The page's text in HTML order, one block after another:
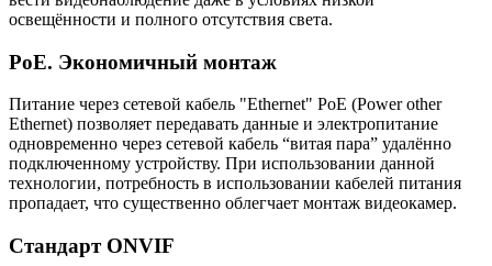
освещённости и полного отсутствия света.
PoE. Экономичный монтаж
Питание через сетевой кабель "Ethernet" PoE (Power other
Ethernet) позволяет передавать данные и электропитание
одновременно через сетевой кабель “витая пара” удалённо
подключенному устройству. При использовании данной
технологии, потребность в использовании кабелей питания
пропадает, что существенно облегчает монтаж видеокамер.
Стандарт ONVIF